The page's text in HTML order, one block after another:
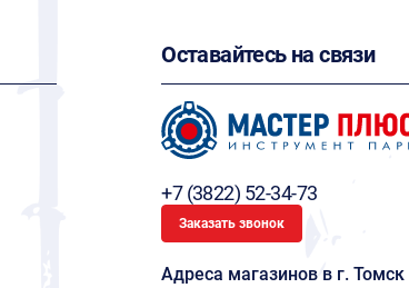
Оставайтесь на связи
+7 (3822) 52-34-73
Заказать звонок
Адреса магазинов в г. Томск